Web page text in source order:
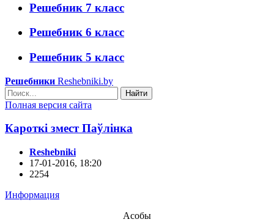
Решебник 7 класс
Решебник 6 класс
Решебник 5 класс
Решебники Reshebniki.by
Найти
Полная версия сайта
Кароткі змест Паўлінка
Reshebniki
17-01-2016, 18:20
2254
Информация
Асобы